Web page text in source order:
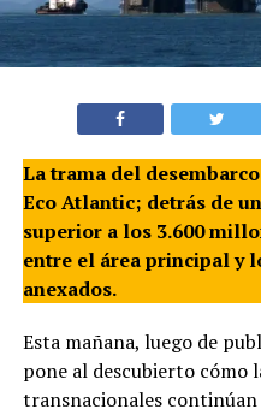
La trama del
Eco Atlantic; detrás de
superior a los 3.600
entre el área principal y
anexados.
Esta mañana, luego de
pone al descubierto cómo
transnacionales